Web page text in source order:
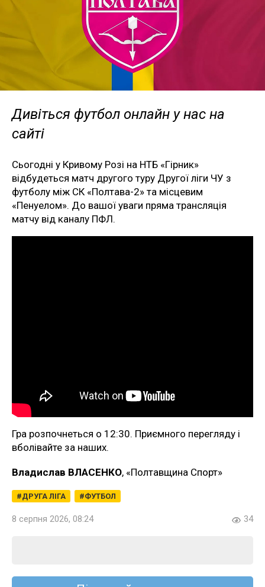
Дивіться футбол онлайн у нас на
сайті
Сьогодні у Кривому Розі на НТБ «Гірник»
відбудеться матч другого туру Другої ліги ЧУ з
футболу між СК «Полтава-2» та місцевим
«Пенуелом». До вашої уваги пряма трансляція
матчу від каналу ПФЛ.
Гра розпочнеться о 12:30. Приємного перегляду і
вболівайте за наших.
Владислав ВЛАСЕНКО, «Полтавщина Спорт»
ДРУГА ЛІГА ФУТБОЛ
8 серпня 2026, 08:24 34